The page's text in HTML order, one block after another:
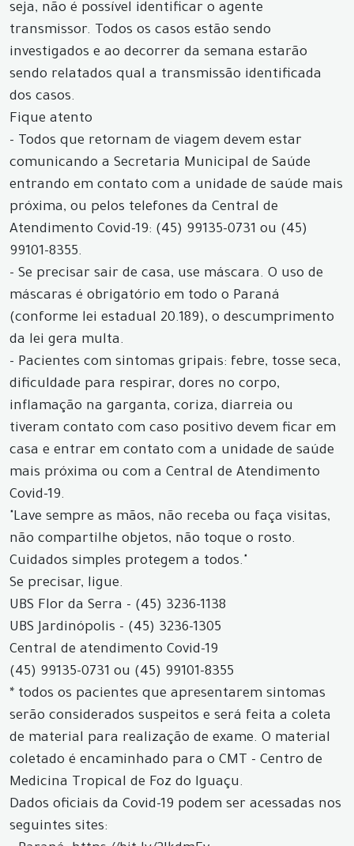
seja, não é possível identificar o agente
transmissor. Todos os casos estão sendo
investigados e ao decorrer da semana estarão
sendo relatados qual a transmissão identificada
dos casos.
Fique atento
- Todos que retornam de viagem devem estar
comunicando a Secretaria Municipal de Saúde
entrando em contato com a unidade de saúde mais
próxima, ou pelos telefones da Central de
Atendimento Covid-19: (45) 99135-0731 ou (45)
99101-8355.
- Se precisar sair de casa, use máscara. O uso de
máscaras é obrigatório em todo o Paraná
(conforme lei estadual 20.189), o descumprimento
da lei gera multa.
- Pacientes com sintomas gripais: febre, tosse seca,
dificuldade para respirar, dores no corpo,
inflamação na garganta, coriza, diarreia ou
tiveram contato com caso positivo devem ficar em
casa e entrar em contato com a unidade de saúde
mais próxima ou com a Central de Atendimento
Covid-19.
"Lave sempre as mãos, não receba ou faça visitas,
não compartilhe objetos, não toque o rosto.
Cuidados simples protegem a todos."
Se precisar, ligue.
UBS Flor da Serra - (45) 3236-1138
UBS Jardinópolis - (45) 3236-1305
Central de atendimento Covid-19
(45) 99135-0731 ou (45) 99101-8355
* todos os pacientes que apresentarem sintomas
serão considerados suspeitos e será feita a coleta
de material para realização de exame. O material
coletado é encaminhado para o CMT - Centro de
Medicina Tropical de Foz do Iguaçu.
Dados oficiais da Covid-19 podem ser acessadas nos
seguintes sites: